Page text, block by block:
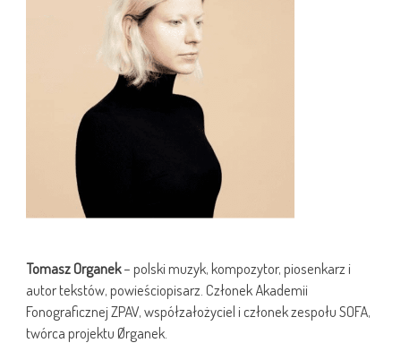
Tomasz Organek– polski muzyk, kompozytor, piosenkarz i
autor tekstów, powieściopisarz. Członek Akademii
Fonograficznej ZPAV, współzałożyciel i członek zespołu SOFA,
twórca projektu Ørganek.